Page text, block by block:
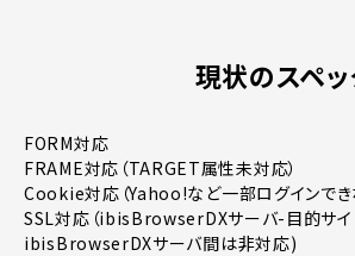
現状のスペッ
FORM対応
FRAME対応（TARGET属性未対応）
Cookie対応（Yahoo!など一部ログインでき
SSL対応（ibisBrowserDXサーバ-目的サイ
ibisBrowserDXサーバ間は非対応)